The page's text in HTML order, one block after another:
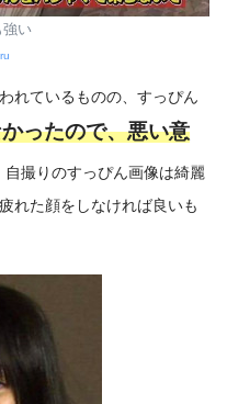
強い
れているものの、すっぴん
ったので、悪い意
撮りのすっぴん画像は綺麗
れた顔をしなければ良いも